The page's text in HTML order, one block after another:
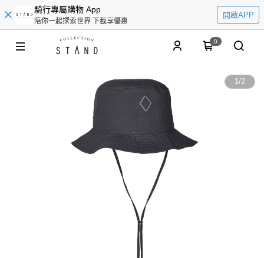
騎行專屬購物 App
陪你一起探索世界 下載享優惠
開啟APP
0
1/2